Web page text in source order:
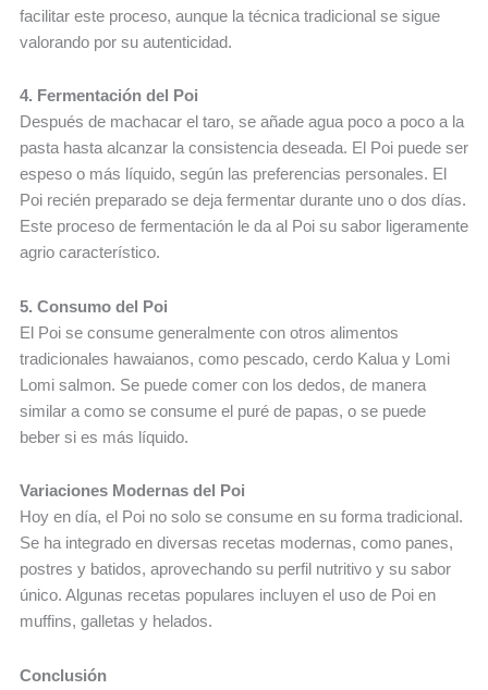
facilitar este proceso, aunque la técnica tradicional se sigue
valorando por su autenticidad.
4. Fermentación del Poi
Después de machacar el taro, se añade agua poco a poco a la
pasta hasta alcanzar la consistencia deseada. El Poi puede ser
espeso o más líquido, según las preferencias personales. El
Poi recién preparado se deja fermentar durante uno o dos días.
Este proceso de fermentación le da al Poi su sabor ligeramente
agrio característico.
5. Consumo del Poi
El Poi se consume generalmente con otros alimentos
tradicionales hawaianos, como pescado, cerdo Kalua y Lomi
Lomi salmon. Se puede comer con los dedos, de manera
similar a como se consume el puré de papas, o se puede
beber si es más líquido.
Variaciones Modernas del Poi
Hoy en día, el Poi no solo se consume en su forma tradicional.
Se ha integrado en diversas recetas modernas, como panes,
postres y batidos, aprovechando su perfil nutritivo y su sabor
único. Algunas recetas populares incluyen el uso de Poi en
muffins, galletas y helados.
Conclusión